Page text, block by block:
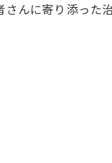
んに寄り添った治